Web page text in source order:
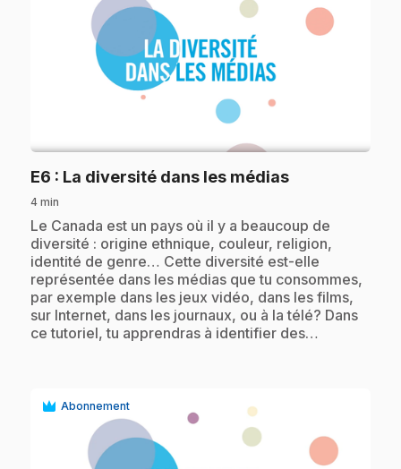
E6 : La diversité dans les médias.
4 min
.Le Canada est un pays où il y a beaucoup de
diversité : origine ethnique, couleur, religion,
identité de genre… Cette diversité est-elle
représentée dans les médias que tu consommes,
par exemple dans les jeux vidéo, dans les films,
sur Internet, dans les journaux, ou à la télé? Dans
ce tutoriel, tu apprendras à identifier des…
Abonnement